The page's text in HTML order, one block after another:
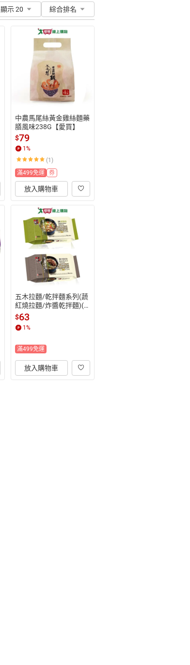
顯示 20 綜合排名
中農馬尾絲黃金雞絲麵藥
膳風味238G【愛買】
$79
1%
(1)
滿499免運
券
放入購物車
五木拉麵/乾拌麵系列(蔬
紅燒拉麵/炸醬乾拌麵)(3
19-325g/包)【愛買】
$63
1%
滿499免運
放入購物車